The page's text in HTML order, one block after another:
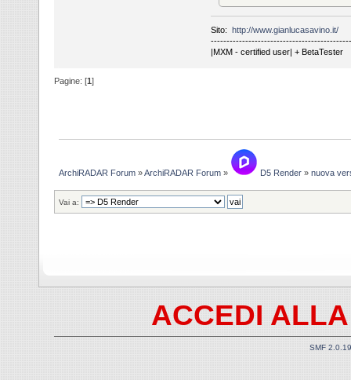
Sito: http://www.gianlucasavino.it/
|MXM - certified user| + BetaTester
Pagine: [1]
ArchiRADAR Forum »ArchiRADAR Forum » D5 Render »nuova
Vai a:
ACCEDI
SMF 2.0.19